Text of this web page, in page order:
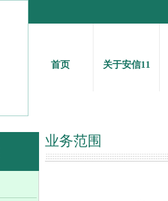
首页 关于安信11
业务范围